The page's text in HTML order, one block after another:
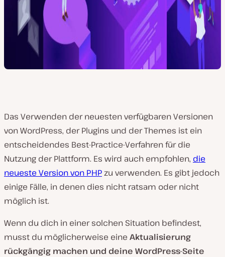
Das Verwenden der neuesten verfügbaren Versionen
von WordPress, der Plugins und der Themes ist ein
entscheidendes Best-Practice-Verfahren für die
Nutzung der Plattform. Es wird auch empfohlen, die
neueste Version von PHPzu verwenden. Es gibt jedoch
einige Fälle, in denen dies nicht ratsam oder nicht
möglich ist.
Wenn du dich in einer solchen Situation befindest,
musst du möglicherweise eine Aktualisierung
rückgängig machen und deine WordPress-Seite